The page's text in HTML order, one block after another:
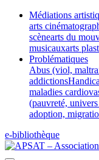
Médiations
arts
scènearts du
musicauxarts
Problématiques
Abus (viol,
addictions
maladies
(pauvreté,
adoption,
e-bibliothèque